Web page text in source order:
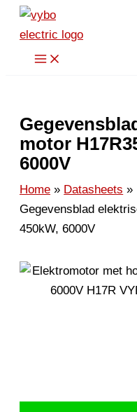
Spring
naar
motor
6000V
Home
Datasheets
Gegevensblad
450kW, 6000V